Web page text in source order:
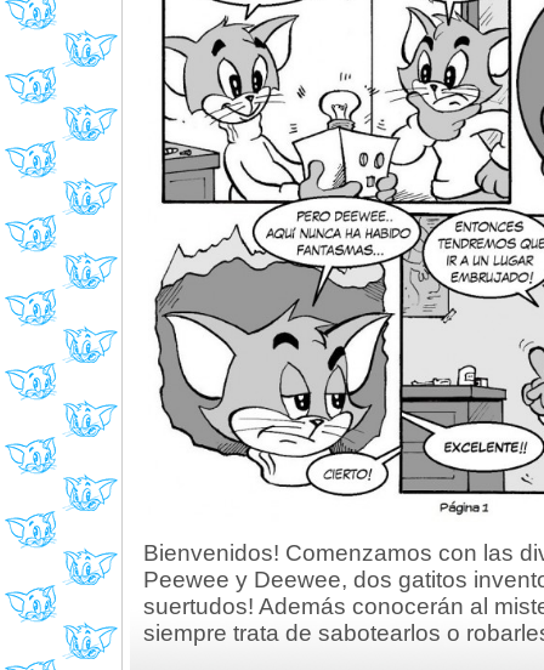
Bienvenidos! Comenzamos con las
Peewee y Deewee, dos gatitos
suertudos! Además conocerán al
siempre trata de sabotearlos o